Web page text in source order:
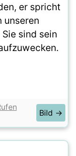
er spricht
unseren
sind sein
Bild →